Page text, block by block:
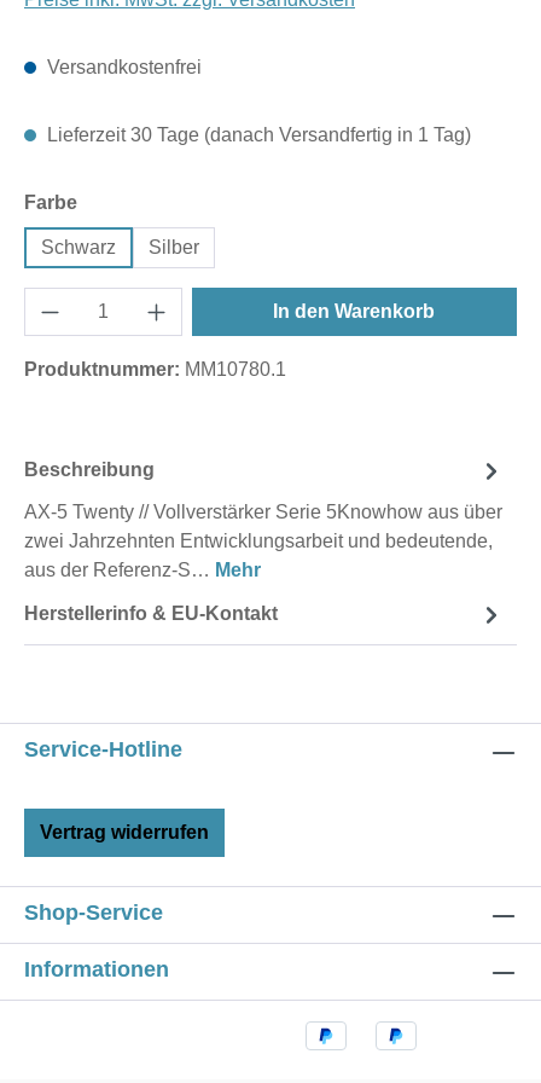
Versandkostenfrei
Lieferzeit 30 Tage (danach Versandfertig in 1 Tag)
Farbeauswählen
Schwarz Silber
In den Warenkorb
Produktnummer: MM10780.1
Beschreibung
AX-5 Twenty // Vollverstärker Serie 5Knowhow aus über
zwei Jahrzehnten Entwicklungsarbeit und bedeutende,
aus der Referenz-S… Mehr
Herstellerinfo & EU-Kontakt
Service-Hotline
Vertrag widerrufen
Shop-Service
Informationen